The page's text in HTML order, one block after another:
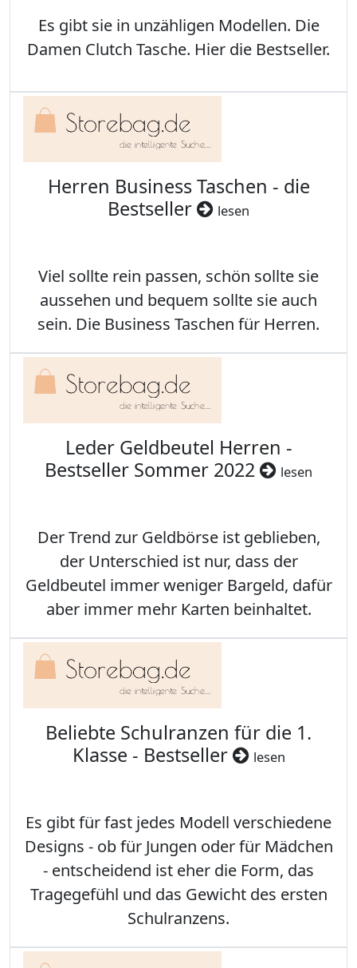
Es gibt sie in unzähligen Modellen. Die
Damen Clutch Tasche. Hier die Bestseller.
Herren Business Taschen - die
Bestseller
lesen
Viel sollte rein passen, schön sollte sie
aussehen und bequem sollte sie auch
sein. Die Business Taschen für Herren.
Leder Geldbeutel Herren -
Bestseller Sommer 2022
lesen
Der Trend zur Geldbörse ist geblieben,
der Unterschied ist nur, dass der
Geldbeutel immer weniger Bargeld, dafür
aber immer mehr Karten beinhaltet.
Beliebte Schulranzen für die 1.
Klasse - Bestseller
lesen
Es gibt für fast jedes Modell verschiedene
Designs - ob für Jungen oder für Mädchen
- entscheidend ist eher die Form, das
Tragegefühl und das Gewicht des ersten
Schulranzens.